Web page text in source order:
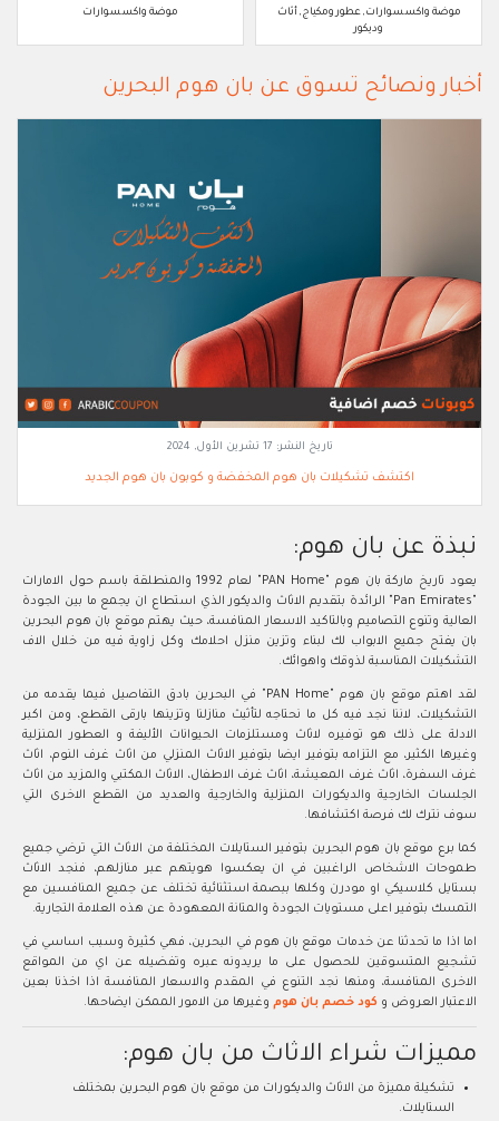
موضة واكسسوارات, عطور ومكياج, أثاث
وديكور
موضة واكسسوارات
أخبار ونصائح تسوق عن بان هوم البحرين
تاريخ النشر: 17 تشرين الأول, 2024
اكتشف تشكيلات بان هوم المخفضة و كوبون بان هوم الجديد
نبذة عن بان هوم:
يعود تاريخ ماركة بان هوم "PAN Home" لعام 1992 والمنطلقة باسم حول الامارات
"Pan Emirates" الرائدة بتقديم الاثاث والديكور الذي استطاع ان يجمع ما بين الجودة
العالية وتنوع التصاميم وبالتاكيد الاسعار المنافسة، حيث يهتم موقع بان هوم البحرين
بان يفتح جميع الابواب لك لبناء وتزين منزل احلامك وكل زاوية فيه من خلال الاف
التشكيلات المناسبة لذوقك واهوائك.
لقد اهتم موقع بان هوم "PAN Home" في البحرين بادق التفاصيل فيما يقدمه من
التشكيلات، لاننا نجد فيه كل ما نحتاجه لتأثيث منازلنا وتزينها بارقى القطع، ومن اكبر
الادلة على ذلك هو توفيره لاثاث ومستلزمات الحيوانات الأليفة و العطور المنزلية
وغيرها الكثير، مع التزامه بتوفير ايضا بتوفير الاثاث المنزلي من اثاث غرف النوم، اثاث
غرف السفرة، اثاث غرف المعيشة، اثاث غرف الاطفال، الاثاث المكتبي والمزيد من اثاث
الجلسات الخارجية والديكورات المنزلية والخارجية والعديد من القطع الاخرى التي
سوف نترك لك فرصة اكتشافها.
كما برع موقع بان هوم البحرين بتوفير الستايلات المختلفة من الاثاث التي ترضي جميع
طموحات الاشخاص الراغبين في ان يعكسوا هويتهم عبر منازلهم، فنجد الاثاث
بستايل كلاسيكي او مودرن وكلها ببصمة استثنائية تختلف عن جميع المنافسين مع
التمسك بتوفير اعلى مستويات الجودة والمتانة المعهودة عن هذه العلامة التجارية.
اما اذا ما تحدثنا عن خدمات موقع بان هوم في البحرين، فهي كثيرة وسبب اساسي في
تشجيع المتسوقين للحصول على ما يريدونه عبره وتفضيله عن اي من المواقع
الاخرى المنافسة، ومنها نجد التنوع في المقدم والاسعار المنافسة اذا اخذنا بعين
الاعتبار العروض و كود خصم بان هوم وغيرها من الامور الممكن ايضاحها.
مميزات شراء الاثاث من بان هوم:
تشكيلة مميزة من الاثاث والديكورات من موقع بان هوم البحرين بمختلف
الستايلات.